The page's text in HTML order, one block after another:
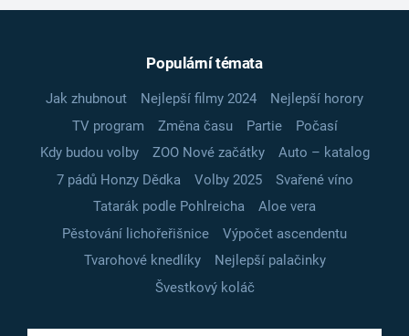
Populární témata
Jak zhubnout Nejlepší filmy 2024
Nejlepší horory
TV program
Změna času Partie
Počasí
Kdy budou volby
ZOO Nové začátky
Auto – katalog
7 pádů Honzy Dědka
Volby 2025
Svařené víno
Tatarák podle Pohlreicha
Aloe vera
Pěstování lichořeřišnice
Výpočet ascendentu
Tvarohové knedlíky
Nejlepší palačinky
Švestkový koláč